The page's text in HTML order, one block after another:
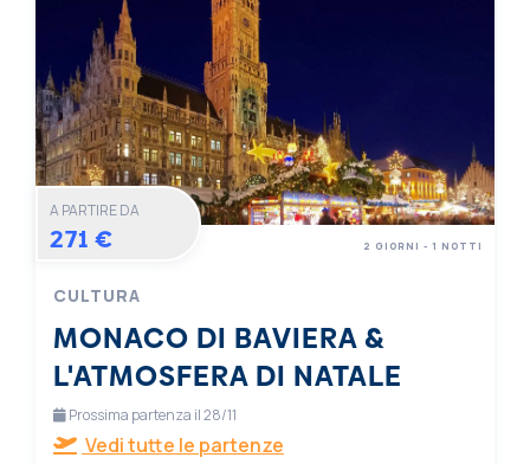
A PARTIRE DA
271 €
CULTURA
MONACO DI BAVIERA &
L'ATMOSFERA DI NATALE
2 GIORNI - 1 NOTTI
Prossima partenza il 28/11
Vedi tutte le partenze